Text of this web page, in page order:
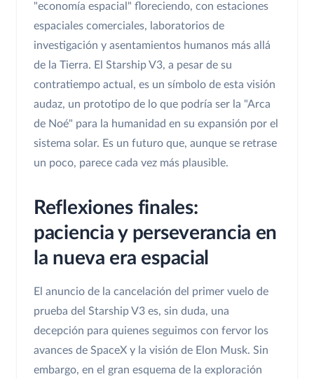
"economía espacial" floreciendo, con estaciones
espaciales comerciales, laboratorios de
investigación y asentamientos humanos más allá
de la Tierra. El Starship V3, a pesar de su
contratiempo actual, es un símbolo de esta visión
audaz, un prototipo de lo que podría ser la "Arca
de Noé" para la humanidad en su expansión por el
sistema solar. Es un futuro que, aunque se retrase
un poco, parece cada vez más plausible.
Reflexiones finales:
paciencia y perseverancia en
la nueva era espacial
El anuncio de la cancelación del primer vuelo de
prueba del Starship V3 es, sin duda, una
decepción para quienes seguimos con fervor los
avances de SpaceX y la visión de Elon Musk. Sin
embargo, en el gran esquema de la exploración